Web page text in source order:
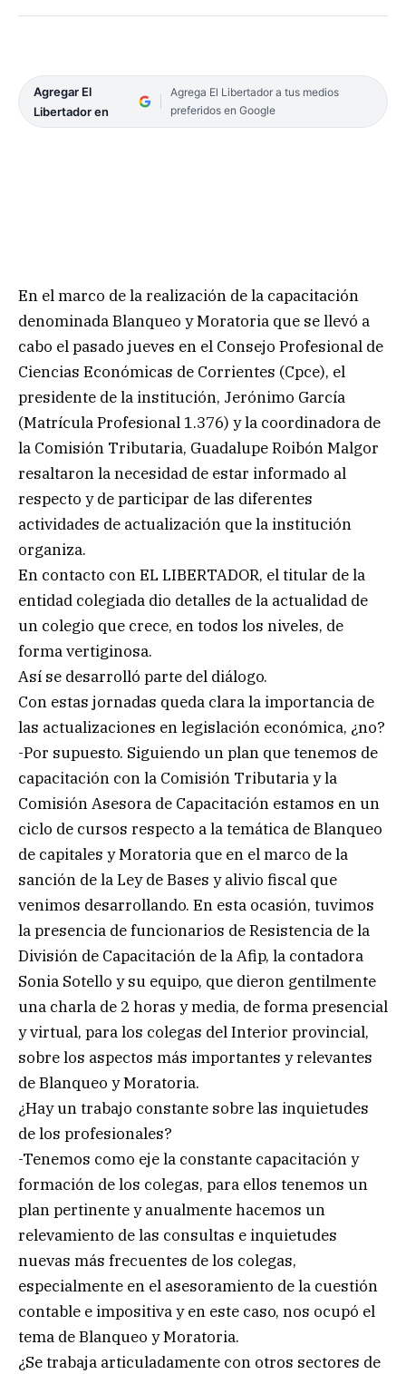
Agregar El
Libertador en
Agrega El Libertador a tus medios
preferidos en Google
En el marco de la realización de la capacitación
denominada Blanqueo y Moratoria que se llevó a
cabo el pasado jueves en el Consejo Profesional de
Ciencias Económicas de Corrientes (Cpce), el
presidente de la institución, Jerónimo García
(Matrícula Profesional 1.376) y la coordinadora de
la Comisión Tributaria, Guadalupe Roibón Malgor
resaltaron la necesidad de estar informado al
respecto y de participar de las diferentes
actividades de actualización que la institución
organiza.
En contacto con EL LIBERTADOR, el titular de la
entidad colegiada dio detalles de la actualidad de
un colegio que crece, en todos los niveles, de
forma vertiginosa.
Así se desarrolló parte del diálogo.
Con estas jornadas queda clara la importancia de
las actualizaciones en legislación económica, ¿no?
-Por supuesto. Siguiendo un plan que tenemos de
capacitación con la Comisión Tributaria y la
Comisión Asesora de Capacitación estamos en un
ciclo de cursos respecto a la temática de Blanqueo
de capitales y Moratoria que en el marco de la
sanción de la Ley de Bases y alivio fiscal que
venimos desarrollando. En esta ocasión, tuvimos
la presencia de funcionarios de Resistencia de la
División de Capacitación de la Afip, la contadora
Sonia Sotello y su equipo, que dieron gentilmente
una charla de 2 horas y media, de forma presencial
y virtual, para los colegas del Interior provincial,
sobre los aspectos más importantes y relevantes
de Blanqueo y Moratoria.
¿Hay un trabajo constante sobre las inquietudes
de los profesionales?
-Tenemos como eje la constante capacitación y
formación de los colegas, para ellos tenemos un
plan pertinente y anualmente hacemos un
relevamiento de las consultas e inquietudes
nuevas más frecuentes de los colegas,
especialmente en el asesoramiento de la cuestión
contable e impositiva y en este caso, nos ocupó el
tema de Blanqueo y Moratoria.
¿Se trabaja articuladamente con otros sectores de